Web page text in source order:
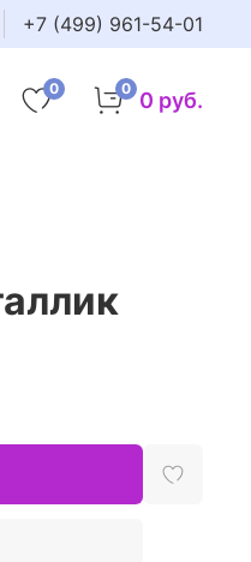
+7 (499) 961-54-01
0 0 0 руб.